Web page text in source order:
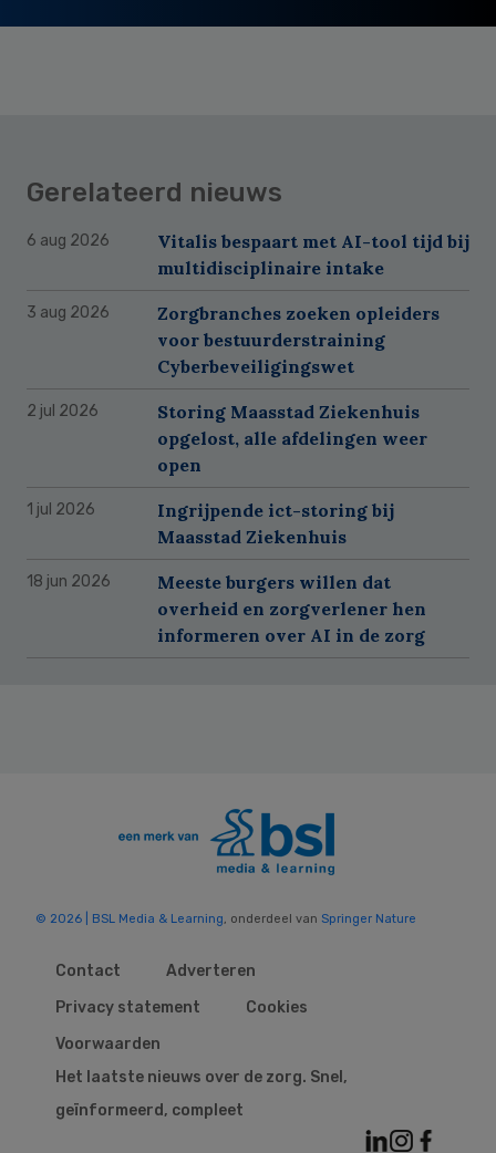
Gerelateerd nieuws
6 aug 2026
Vitalis bespaart met AI-tool tijd bij
multidisciplinaire intake
3 aug 2026
Zorgbranches zoeken opleiders
voor bestuurderstraining
Cyberbeveiligingswet
2 jul 2026
Storing Maasstad Ziekenhuis
opgelost, alle afdelingen weer
open
1 jul 2026
Ingrijpende ict-storing bij
Maasstad Ziekenhuis
18 jun 2026
Meeste burgers willen dat
overheid en zorgverlener hen
informeren over AI in de zorg
© 2026 | BSL Media & Learning, onderdeel van Springer Nature
Contact
Adverteren
Privacy statement
Cookies
Voorwaarden
Het laatste nieuws over de zorg. Snel,
geïnformeerd, compleet